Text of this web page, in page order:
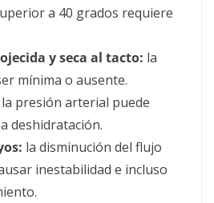
a 40 grados requiere
y seca al tacto: la
mínima o ausente.
la presión arterial puede
deshidratación.
la disminución del flujo
inestabilidad e incluso